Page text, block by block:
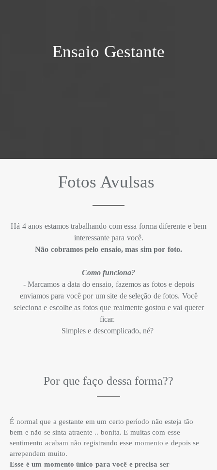
Ensaio Gestante
Fotos Avulsas
Há 4 anos estamos trabalhando com essa forma diferente e bem
interessante para você.
Não cobramos pelo ensaio, mas sim por foto.
Como funciona?
- Marcamos a data do ensaio, fazemos as fotos e depois
enviamos para você por um site de seleção de fotos. Você
seleciona e escolhe as fotos que realmente gostou e vai querer
ficar.
Simples e descomplicado, né?
Por que faço dessa forma??
É normal que a gestante em um certo período não esteja tão
bem e não se sinta atraente .. bonita. E muitas com esse
sentimento acabam não registrando esse momento e depois se
arrependem muito.
Esse é um momento único para você e precisa ser